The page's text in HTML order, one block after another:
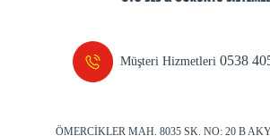
Müşteri Hizmetleri0538
ÖMERCİKLER MAH. 8035 SK. NO: 20 B